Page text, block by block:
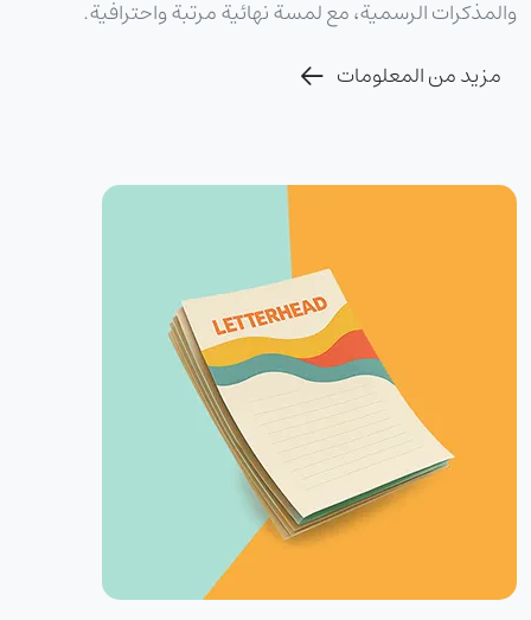
والمذكرات الرسمية، مع لمسة نهائية مرتبة واحترافية.
مزيد من المعلومات